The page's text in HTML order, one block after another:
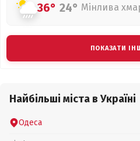
36° 24° Мінлива
ПОКАЗАТИ
Найбільші міста в Україні
Одеса